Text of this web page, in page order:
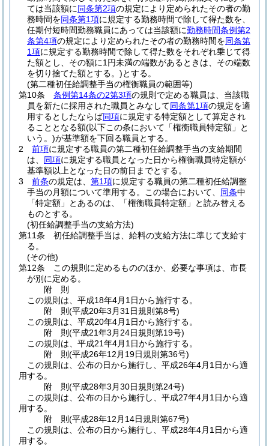
ては当該額に同条第2項の規定により定められたその者の勤
務時間を同条第1項に規定する勤務時間で除して得た数を、
任期付短時間勤務職員にあっては当該額に勤務時間条例第2
条第4項の規定により定められたその者の勤務時間を同条第
1項に規定する勤務時間で除して得た数をそれぞれ乗じて得
た額とし、その額に1円未満の端数があるときは、その端数
を切り捨てた額とする。)とする。
(第二種初任給調整手当の権衡職員の範囲等)
第10条
条例第14条の2第3項の規則で定める職員は、当該職
員を新たに採用された職員とみなして同条第1項の規定を適
用するとしたならば同項に規定する特定額として算定され
ることとなる額(以下この条において「権衡職員特定額」と
いう。)が基準額を下回る職員とする。
2
前項に規定する職員の第二種初任給調整手当の支給期間
は、 同項に規定する職員となった日から権衡職員特定額が
基準額以上となった日の前日までとする。
3
前条の規定は、 第1項に規定する職員の第二種初任給調整
手当の月額について準用する。
この場合において、 同条中
「特定額」とあるのは、「権衡職員特定額」と読み替える
ものとする。
(初任給調整手当の支給方法)
第11条
初任給調整手当は、給料の支給方法に準じて支給す
る。
(その他)
第12条
この規則に定めるもののほか、必要な事項は、市長
が別に定める。
附 則
この規則は、平成18年4月1日から施行する。
附 則(平成20年3月31日規則第8号)
この規則は、平成20年4月1日から施行する。
附 則(平成21年3月24日規則第19号)
この規則は、平成21年4月1日から施行する。
附 則(平成26年12月19日規則第36号)
この規則は、公布の日から施行し、平成26年4月1日から適
用する。
附 則(平成28年3月30日規則第24号)
この規則は、公布の日から施行し、平成27年4月1日から適
用する。
附 則(平成28年12月14日規則第67号)
この規則は、公布の日から施行し、平成28年4月1日から適
用する。